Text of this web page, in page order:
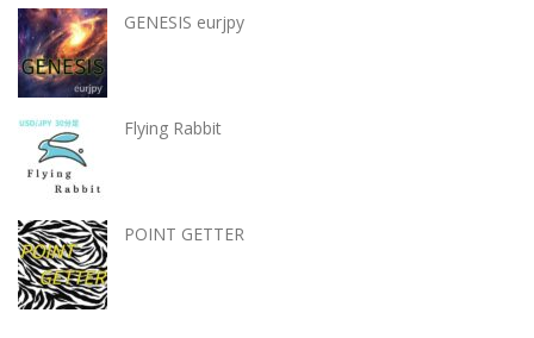
GENESIS eurjpy
Flying Rabbit
POINT GETTER